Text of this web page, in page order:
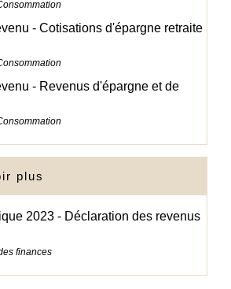
- Cotisations d'épargne retraite
- Revenus d'épargne et de
plus
2023 - Déclaration des revenus
finances